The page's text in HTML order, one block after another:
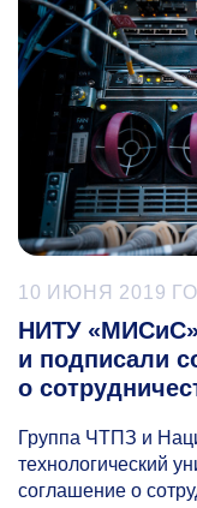
10 ИЮНЯ 2019
НИТУ
и подписали
о
Группа ЧТПЗ и
технологический
соглашение о